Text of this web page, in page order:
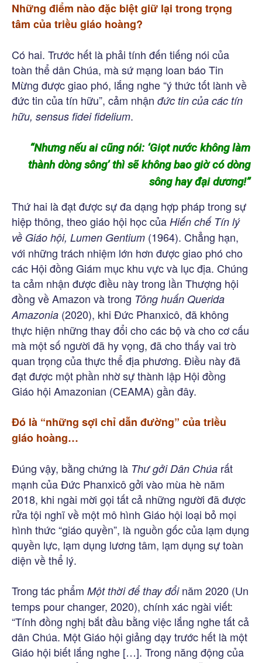
Những điểm nào đặc biệt giữ lại trong trọng
tâm của triều giáo hoàng?
Có hai. Trước hết là phải tính đến tiếng nói của
toàn thể dân Chúa, mà sứ mạng loan báo Tin
Mừng được giao phó, lắng nghe “ý thức tốt lành về
đức tin của tín hữu”, cảm nhận đức tin của các tín
hữu, sensus fidei fidelium.
“Nhưng nếu ai cũng nói: ‘Giọt nước không làm
thành dòng sông’ thì sẽ không bao giờ có dòng
sông hay đại dương!”
Thứ hai là đạt được sự đa dạng hợp pháp trong sự
hiệp thông, theo giáo hội học của Hiến chế Tín lý
về Giáo hội, Lumen Gentium (1964). Chẳng hạn,
với những trách nhiệm lớn hơn được giao phó cho
các Hội đồng Giám mục khu vực và lục địa. Chúng
ta cảm nhận được điều này trong lần Thượng hội
đồng về Amazon và trong Tông huấn Querida
Amazonia (2020), khi Đức Phanxicô, đã không
thực hiện những thay đổi cho các bộ và cho cơ cấu
mà một số người đã hy vọng, đã cho thấy vai trò
quan trọng của thực thể địa phương. Điều này đã
đạt được một phần nhờ sự thành lập Hội đồng
Giáo hội Amazonian (CEAMA) gần đây.
Đó là “những sợi chỉ dẫn đường” của triều
giáo hoàng…
Đúng vậy, bằng chứng là Thư gởi Dân Chúa rất
mạnh của Đức Phanxicô gởi vào mùa hè năm
2018, khi ngài mời gọi tất cả những người đã được
rửa tội nghĩ về một mô hình Giáo hội loại bỏ mọi
hình thức “giáo quyền”, là nguồn gốc của lạm dụng
quyền lực, lạm dụng lương tâm, lạm dụng sự toàn
diện về thể lý.
Trong tác phẩm Một thời để thay đổi năm 2020 (Un
temps pour changer, 2020), chính xác ngài viết:
“Tính đồng nghị bắt đầu bằng việc lắng nghe tất cả
dân Chúa. Một Giáo hội giảng dạy trước hết là một
Giáo hội biết lắng nghe […]. Trong năng động của